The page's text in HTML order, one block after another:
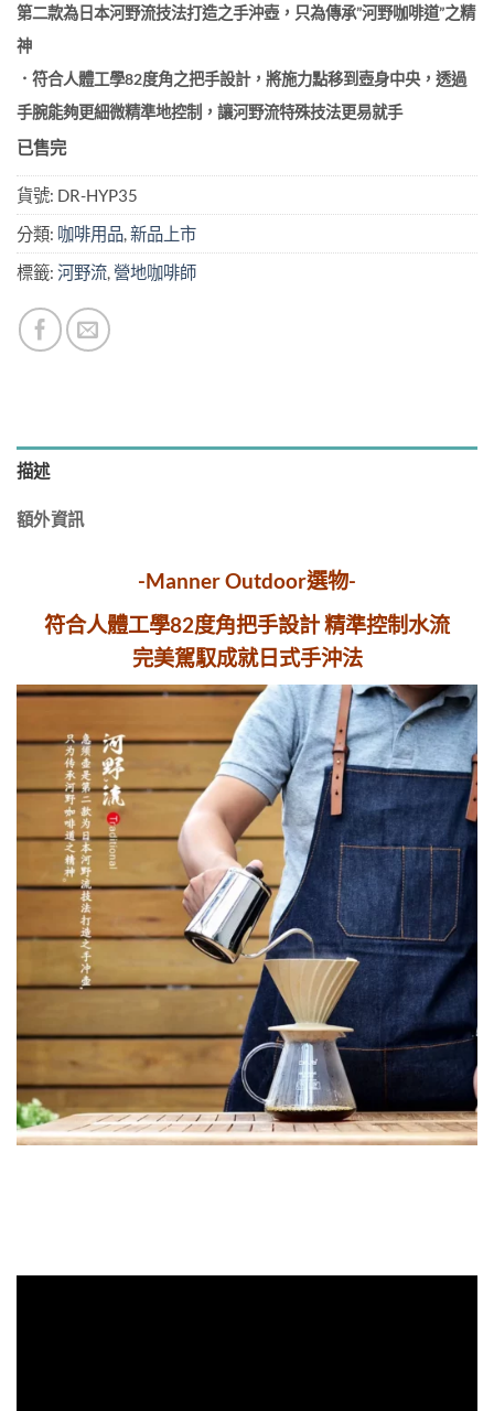
第二款為日本河野流技法打造之手沖壺，只為傳承”河野咖啡道”之精
神
．符合人體工學82度角之把手設計，將施力點移到壺身中央，透過
手腕能夠更細微精準地控制，讓河野流特殊技法更易就手
已售完
貨號: DR-HYP35
分類: 咖啡用品,新品上市
標籤: 河野流, 營地咖啡師
描述
額外資訊
-Manner Outdoor選物-
符合人體工學82度角把手設計 精準控制水流
完美駕馭成就日式手沖法